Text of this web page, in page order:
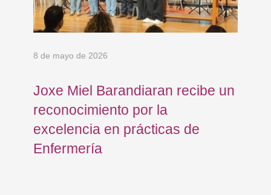
8 de mayo de 2026
Joxe Miel Barandiaran recibe un
reconocimiento por la
excelencia en prácticas de
Enfermería